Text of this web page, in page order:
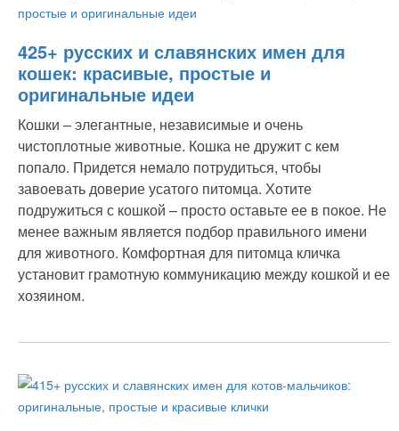
425+ русских и славянских имен для
кошек: красивые, простые и
оригинальные идеи
Кошки – элегантные, независимые и очень
чистоплотные животные. Кошка не дружит с кем
попало. Придется немало потрудиться, чтобы
завоевать доверие усатого питомца. Хотите
подружиться с кошкой – просто оставьте ее в покое. Не
менее важным является подбор правильного имени
для животного. Комфортная для питомца кличка
установит грамотную коммуникацию между кошкой и ее
хозяином.